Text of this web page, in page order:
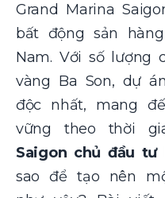
Grand Marina
bất động sản
Nam. Với số lượng
vàng Ba Son, dự
độc nhất, mang
vững theo thời
Saigon chủ đầu tư
sao để tạo nên